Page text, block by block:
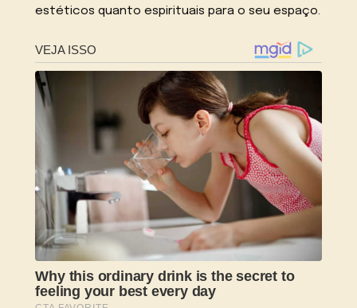
estéticos quanto espirituais para o seu espaço.